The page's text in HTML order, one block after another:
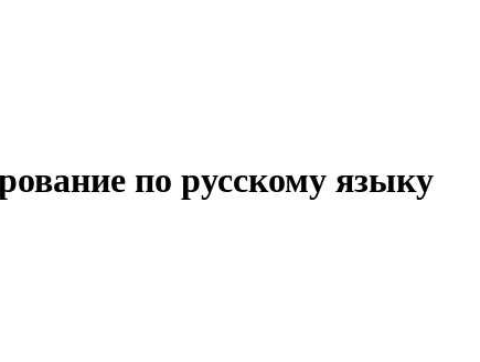
по русскому языку